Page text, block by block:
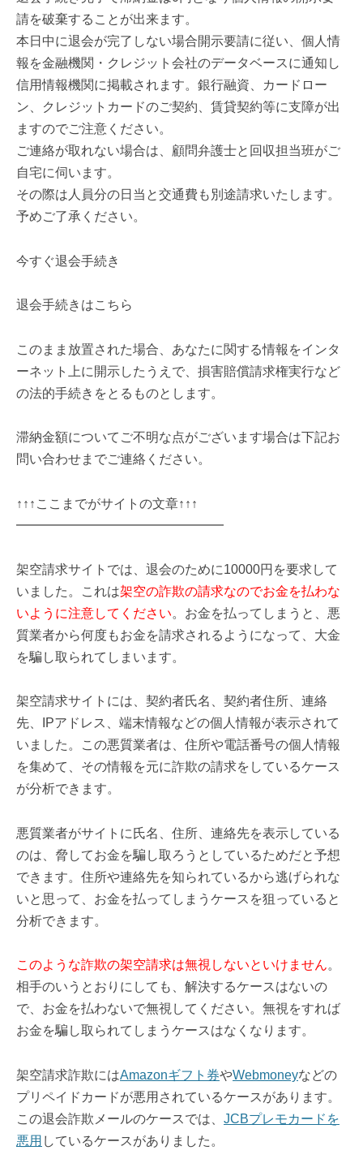
請を破棄することが出来ます。
本日中に退会が完了しない場合開示要請に従い、個人情
報を金融機関・クレジット会社のデータベースに通知し
信用情報機関に掲載されます。銀行融資、カードロー
ン、クレジットカードのご契約、賃貸契約等に支障が出
ますのでご注意ください。
ご連絡が取れない場合は、顧問弁護士と回収担当班がご
自宅に伺います。
その際は人員分の日当と交通費も別途請求いたします。
予めご了承ください。
今すぐ退会手続き
退会手続きはこちら
このまま放置された場合、あなたに関する情報をインタ
ーネット上に開示したうえで、損害賠償請求権実行など
の法的手続きをとるものとします。
滞納金額についてご不明な点がございます場合は下記お
問い合わせまでご連絡ください。
↑↑↑ここまでがサイトの文章↑↑↑
━━━━━━━━━━━━━━━━
架空請求サイトでは、退会のために10000円を要求して
いました。これは架空の詐欺の請求なのでお金を払わな
いように注意してください。お金を払ってしまうと、悪
質業者から何度もお金を請求されるようになって、大金
を騙し取られてしまいます。
架空請求サイトには、契約者氏名、契約者住所、連絡
先、IPアドレス、端末情報などの個人情報が表示されて
いました。この悪質業者は、住所や電話番号の個人情報
を集めて、その情報を元に詐欺の請求をしているケース
が分析できます。
悪質業者がサイトに氏名、住所、連絡先を表示している
のは、脅してお金を騙し取ろうとしているためだと予想
できます。住所や連絡先を知られているから逃げられな
いと思って、お金を払ってしまうケースを狙っていると
分析できます。
このような詐欺の架空請求は無視しないといけません。
相手のいうとおりにしても、解決するケースはないの
で、お金を払わないで無視してください。無視をすれば
お金を騙し取られてしまうケースはなくなります。
架空請求詐欺にはAmazonギフト券やWebmoneyなどの
プリペイドカードが悪用されているケースがあります。
この退会詐欺メールのケースでは、 JCBプレモカードを
悪用 しているケースがありました。